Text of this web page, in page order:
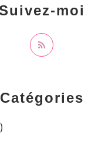
Catégories
moi